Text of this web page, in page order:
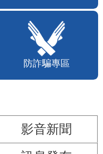
防詐騙專區
影音新聞